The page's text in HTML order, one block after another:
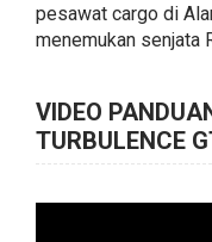
pesawat cargo di
menemukan senjata
VIDEO
TURBULENCE